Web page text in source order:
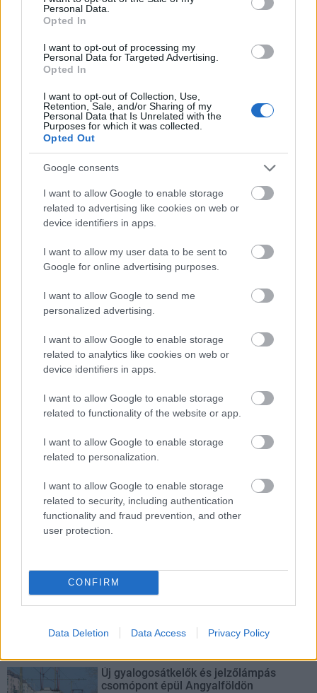
Personal Data.
Opted In
I want to opt-out of processing my
Personal Data for Targeted Advertising.
Opted In
I want to opt-out of Collection, Use,
Retention, Sale, and/or Sharing of my
Personal Data that Is Unrelated with the
Purposes for which it was collected.
Opted Out
Google consents
I want to allow Google to enable storage
related to advertising like cookies on web or
device identifiers in apps.
I want to allow my user data to be sent to
Google for online advertising purposes.
I want to allow Google to send me
personalized advertising.
I want to allow Google to enable storage
related to analytics like cookies on web or
device identifiers in apps.
I want to allow Google to enable storage
related to functionality of the website or app.
I want to allow Google to enable storage
related to personalization.
I want to allow Google to enable storage
related to security, including authentication
functionality and fraud prevention, and other
user protection.
CONFIRM
Data Deletion Data Access Privacy Policy
Amire többmillióan vártunk: szombattól másodfokúra
csökken a riasztás
MAGYAR ÉPÍTŐK
Város-Teampannon Kereskedelmi és Szolgáltató Kft.
Indulhat a Honvéd tér megújításának tervezése, ahol a
középpontba.
Történelmi táj, amelynek minden köve
mesél – megújul a tatai Angolkert
M1 bővítés: már zajlik a teljesen új
Bicske Kelet csomópont építése
Új gyalogosátkelők és jelzőlámpás
csomópont épül Angyalföldön